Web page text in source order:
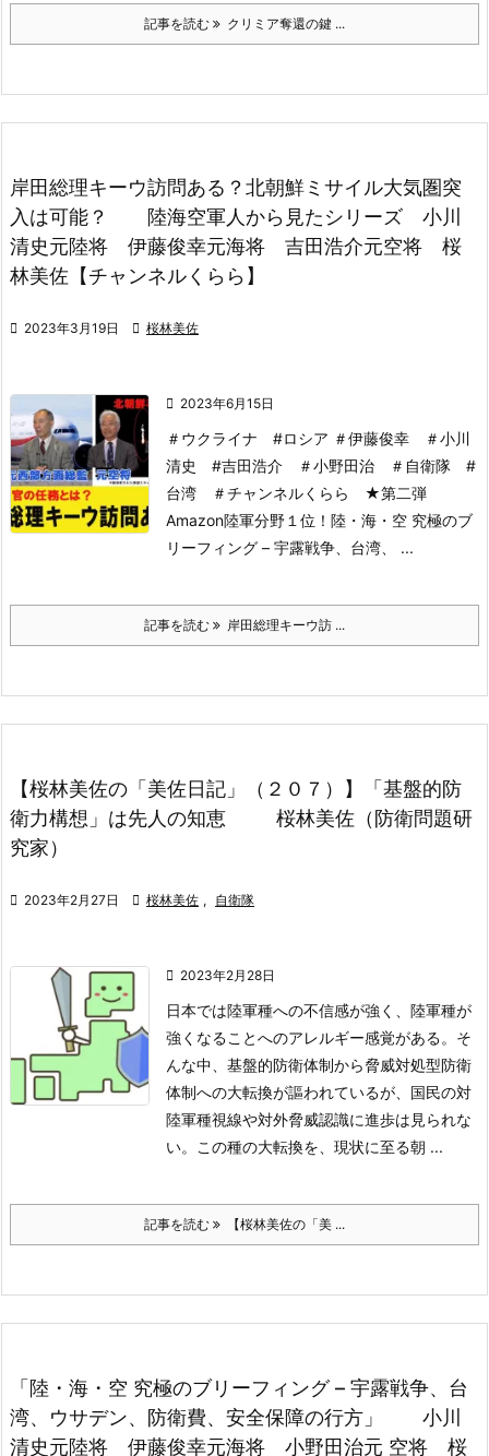
記事を読む クリミア奪還の鍵 ...
岸田総理キーウ訪問ある？北朝鮮ミサイル大気圏突
入は可能？ 陸海空軍人から見たシリーズ 小川
清史元陸将 伊藤俊幸元海将 吉田浩介元空将 桜
林美佐【チャンネルくらら】
 2023年3月19日  桜林美佐
 2023年6月15日
＃ウクライナ #ロシア ＃伊藤俊幸 ＃小川
清史 #吉田浩介 ＃小野田治 ＃自衛隊 #
台湾 ＃チャンネルくらら ★第二弾
Amazon陸軍分野１位！ 陸・海・空 究極のブ
リーフィング – 宇露戦争、台湾、 ...
記事を読む 岸田総理キーウ訪 ...
【桜林美佐の「美佐日記」（２０７）】「基盤的防
衛力構想」は先人の知恵 桜林美佐（防衛問題研
究家）
 2023年2月27日  桜林美佐 , 自衛隊
 2023年2月28日
日本では陸軍種への不信感が強く、陸軍種が
強くなることへのアレルギー感覚がある。そ
んな中、基盤的防衛体制から脅威対処型防衛
体制への大転換が謳われているが、国民の対
陸軍種視線や対外脅威認識に進歩は見られな
い。この種の大転換を、現状に至る朝 ...
記事を読む 【桜林美佐の「美 ...
「陸・海・空 究極のブリーフィング – 宇露戦争、台
湾、ウサデン、防衛費、安全保障の行方」 小川
清史元陸将 伊藤俊幸元海将 小野田治元 空将 桜